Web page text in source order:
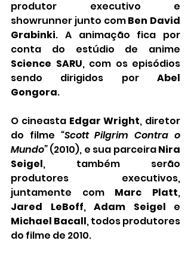
produtor executivo e
showrunner junto com Ben David
Grabinki. A animação fica por
Science SARU, com os episódios
sendo dirigidos por Abel
Gongora.
O cineasta Edgar Wright, diretor
do filme “Scott Pilgrim Contra o
Mundo” (2010), e sua parceira Nira
Seigel, também serão
produtores executivos,
juntamente com Marc Platt
Jared LeBoff, Adam Seigel
Michael Bacall, todos produtores
do filme de 2010.